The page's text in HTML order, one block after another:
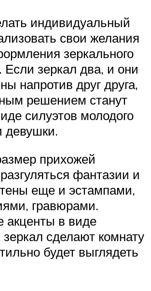
индивидуальный
свои желания
зеркального
Если зеркал два, и они
напротив друг друга,
решением станут
силуэтов молодого
девушки.
прихожей
фантазии и
еще и эстампами,
гравюрами.
акценты в виде
сделают комнату
будет выглядеть